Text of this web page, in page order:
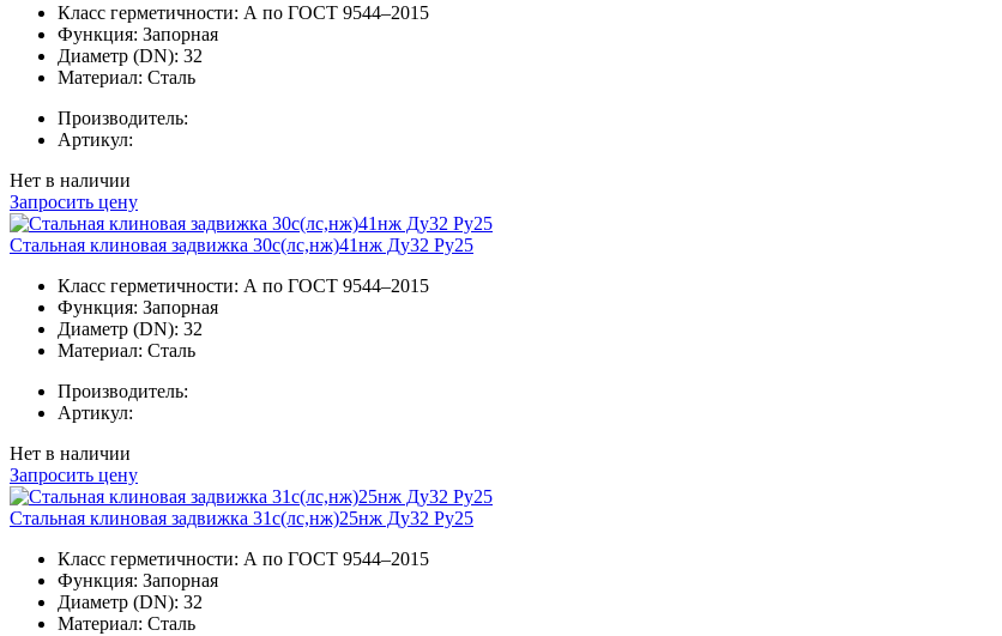
Класс герметичности: А по ГОСТ 9544–2015
Функция: Запорная
Диаметр (DN): 32
Материал: Сталь
Производитель:
Артикул:
Нет в наличии
Запросить цену
Стальная клиновая задвижка 30с(лс,нж)41нж Ду32 Ру25
Класс герметичности: А по ГОСТ 9544–2015
Функция: Запорная
Диаметр (DN): 32
Материал: Сталь
Производитель:
Артикул:
Нет в наличии
Запросить цену
Стальная клиновая задвижка 31с(лс,нж)25нж Ду32 Ру25
Класс герметичности: А по ГОСТ 9544–2015
Функция: Запорная
Диаметр (DN): 32
Материал: Сталь